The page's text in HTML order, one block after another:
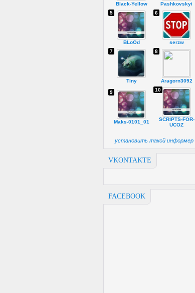
Black-Yellow Pashkovskyi
BLoOd
5
serzw
6
Tiny
7
Aragorn3092
8
Maks-0101_01
9
SCRIPTS-FOR-
UCOZ
10
установить такой информер
VKONTAKTE
FACEBOOK